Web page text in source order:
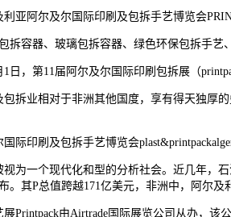
阿尔及尔国际印刷及包拆手艺博览会
容器、玻璃包拆容器、绿色环保包拆手艺
，第11届阿尔及尔国际印刷包拆展（
业相对于非洲其他国度，享有得天独厚的
印刷及包拆手艺博览会
一个现代化和型的分析社会。近几年，石
。其P总值跨越171亿美元，非洲中，阿尔及
由Airtrade国际展览公司从办，该